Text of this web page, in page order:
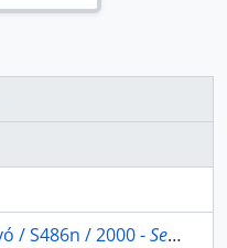
/ S486n / 2000 -Sem título